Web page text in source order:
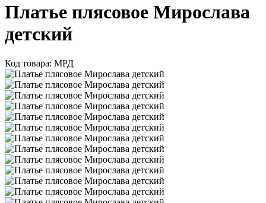
Платье плясовое Мирослава
детский
Код товара: МРД